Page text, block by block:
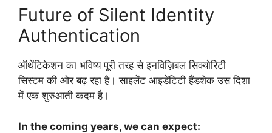
Future of Silent Identity
Authentication
ऑथेंटिकेशन का भविष्य पूरी तरह से इनविज़िबल सिक्योरिटी
सिस्टम की ओर बढ़ रहा है। साइलेंट आइडेंटिटी हैंडशेक उस दिशा
में एक शुरुआती कदम है।
In the coming years, we can expect: